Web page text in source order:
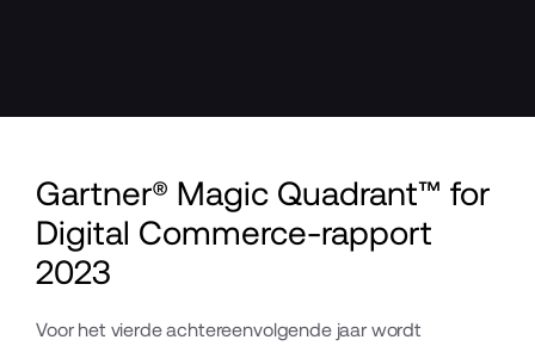
Gartner® Magic Quadrant™ for
Digital Commerce-rapport
2023
Voor het vierde achtereenvolgende jaar wordt